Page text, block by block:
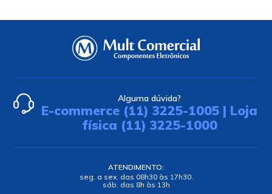
Alguma dúvida?
E-commerce (11) 3225-1005 | Loja
física (11) 3225-1000
ATENDIMENTO:
seg. a sex. das 08h30 às 17h30.
sáb. das 8h às 13h